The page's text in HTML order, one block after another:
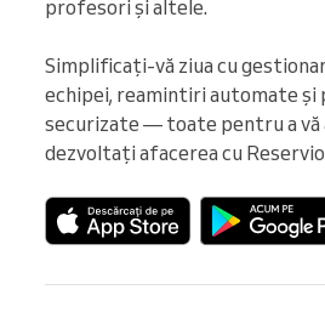
profesori și altele.
Simplificați-vă ziua cu
echipei, reamintiri automate și
securizate — toate pentru a vă
dezvoltați afacerea cu